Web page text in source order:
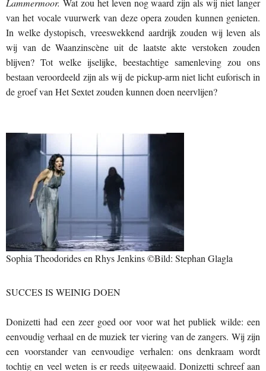
van het vocale vuurwerk van deze opera zouden kunnen genieten.
In welke dystopisch, vreeswekkend aardrijk zouden wij leven als
wij van de Waanzinscène uit de laatste akte verstoken zouden
blijven? Tot welke ijselijke, beestachtige samenleving zou ons
bestaan veroordeeld zijn als wij de pickup-arm niet licht euforisch in
de groef van Het Sextet zouden kunnen doen neervlijen?
Sophia Theodorides en Rhys Jenkins ©Bild: Stephan Glagla
SUCCES IS WEINIG DOEN
Donizetti had een zeer goed oor voor wat het publiek wilde: een
eenvoudig verhaal en de muziek ter viering van de zangers. Wij zijn
een voorstander van eenvoudige verhalen: ons denkraam wordt
tochtig en veel weten is er reeds uitgewaaid. Donizetti schreef aan